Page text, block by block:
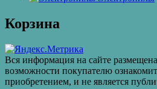
Корзина
Вся информация на сайте
возможности покупателю
приобретением, и не является